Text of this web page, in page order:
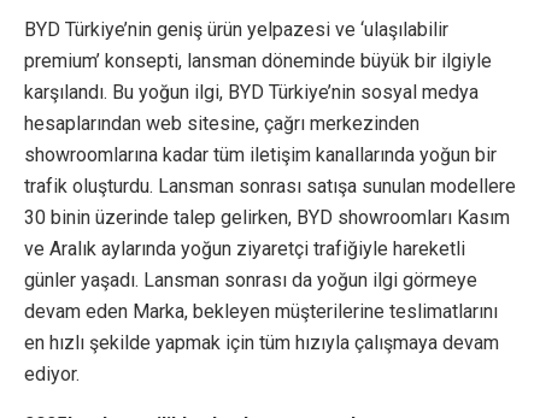
BYD Türkiye’nin geniş ürün yelpazesi ve ‘ulaşılabilir
premium’ konsepti, lansman döneminde büyük bir ilgiyle
karşılandı. Bu yoğun ilgi, BYD Türkiye’nin sosyal medya
hesaplarından web sitesine, çağrı merkezinden
showroomlarına kadar tüm iletişim kanallarında yoğun bir
trafik oluşturdu. Lansman sonrası satışa sunulan modellere
30 binin üzerinde talep gelirken, BYD showroomları Kasım
ve Aralık aylarında yoğun ziyaretçi trafiğiyle hareketli
günler yaşadı. Lansman sonrası da yoğun ilgi görmeye
devam eden Marka, bekleyen müşterilerine teslimatlarını
en hızlı şekilde yapmak için tüm hızıyla çalışmaya devam
ediyor.